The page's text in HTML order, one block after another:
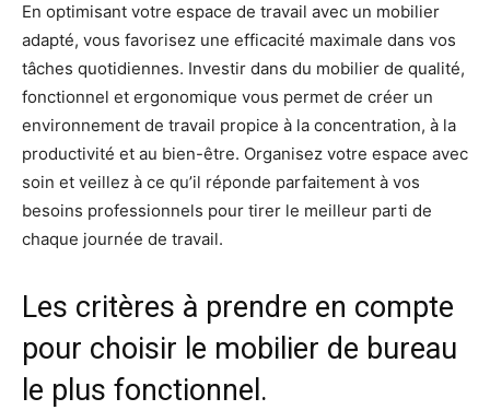
En optimisant votre espace de travail avec un mobilier
adapté, vous favorisez une efficacité maximale dans vos
tâches quotidiennes. Investir dans du mobilier de qualité,
fonctionnel et ergonomique vous permet de créer un
environnement de travail propice à la concentration, à la
productivité et au bien-être. Organisez votre espace avec
soin et veillez à ce qu’il réponde parfaitement à vos
besoins professionnels pour tirer le meilleur parti de
chaque journée de travail.
Les critères à prendre en compte
pour choisir le mobilier de bureau
le plus fonctionnel.